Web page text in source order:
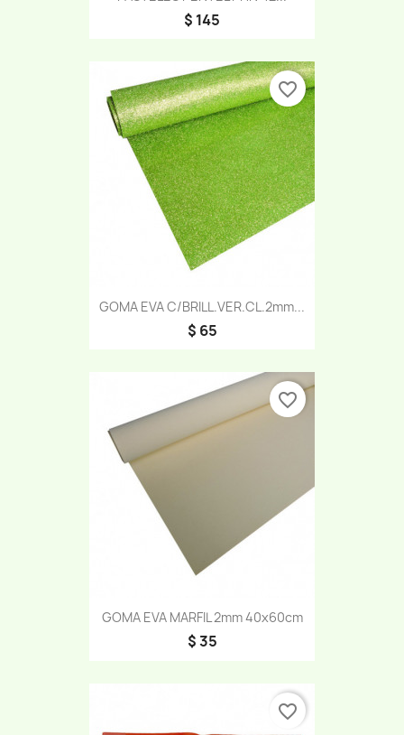
$ 145
GOMA EVA C/BRILL.VER.CL.2mm...
$ 65
favorite_border
GOMA EVA MARFIL 2mm 40x60cm
$ 35
favorite_border
favorite_border